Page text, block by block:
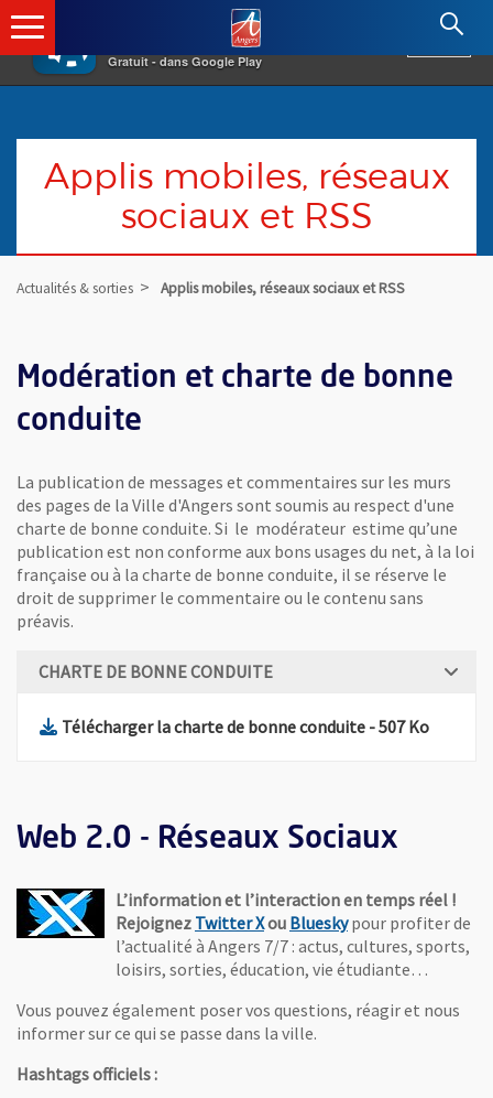
×
Gratuit - dans Google Play
Angers.fr : Retour à l'accueil
Applis mobiles, réseaux
sociaux et RSS
Actualités & sorties Applis mobiles, réseaux sociaux et RSS
Modération et charte de bonne
conduite
La publication de messages et commentaires sur les murs
des pages de la Ville d'Angers sont soumis au respect d'une
charte de bonne conduite. Si le modérateur estime qu’une
publication est non conforme aux bons usages du net, à la loi
française ou à la charte de bonne conduite, il se réserve le
droit de supprimer le commentaire ou le contenu sans
préavis.
CHARTE DE BONNE CONDUITE
Télécharger la charte de bonne conduite, Fichier au
- 507 Ko, Ouvre
Web 2.0 - Réseaux Sociaux
L’information et l’interaction en temps réel !
Rejoignez Twitter X, Ouvre une nouvelle fenêtre
ou Bluesky, Ouvre une
pour profiter de
l’actualité à Angers 7/7 : actus, cultures, sports,
loisirs, sorties, éducation, vie étudiante…
Vous pouvez également poser vos questions, réagir et nous
informer sur ce qui se passe dans la ville.
Hashtags officiels :